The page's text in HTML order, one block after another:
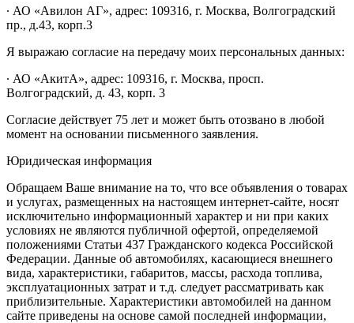
∙ АО «Авилон АГ», адрес: 109316, г. Москва, Волгоградский
пр., д.43, корп.3
Я выражаю согласие на передачу моих персональных данных:
∙ АО «АкитА», адрес: 109316, г. Москва, просп.
Волгоградский, д. 43, корп. 3
Согласие действует 75 лет и может быть отозвано в любой
момент на основании письменного заявления.
Юридическая информация
Обращаем Ваше внимание на то, что все объявления о товарах
и услугах, размещенных на настоящем интернет-сайте, носят
исключительно информационный характер и ни при каких
условиях не являются публичной офертой, определяемой
положениями Статьи 437 Гражданского кодекса Российской
Федерации. Данные об автомобилях, касающиеся внешнего
вида, характеристики, габаритов, массы, расхода топлива,
эксплуатационных затрат и т.д. следует рассматривать как
приблизительные. Характеристики автомобилей на данном
сайте приведены на основе самой последней информации,